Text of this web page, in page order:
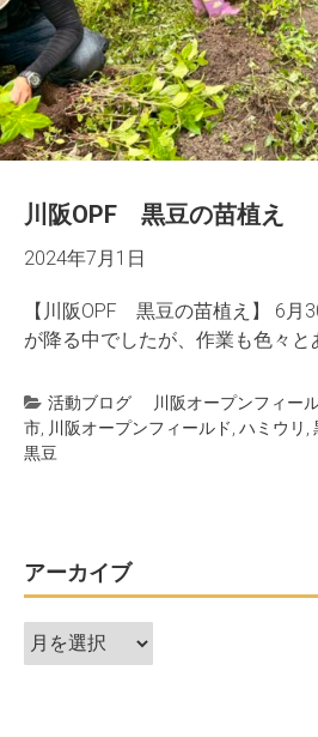
川阪OPF 黒豆の苗植え
2024年7月1日
【川阪OPF 黒豆の苗植え】 6月
が降る中でしたが、作業も色々と
活動ブログ 川阪オープンフィー
市 川阪オープンフィールド ハミウリ
黒豆
アーカイブ
ア
ー